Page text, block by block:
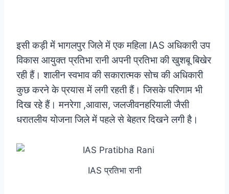
इसी कड़ी में भागलपुर जिले में एक महिला IAS अधिकारी उप
विकास आयुक्त प्रतिभा रानी अपनी प्रतिभा की खुशबू बिखेर
रही हैं। शालीन स्वभाव की सकारात्मक सोच की अधिकारी
कुछ करने के प्रयास में लगी रहती हैं। जिसके परिणाम भी
दिख रहे हैं। मनरेगा ,आवास, जलजीवनहरियाली जैसी
धरातलीय योजना जिले में पहले से बेहतर दिखने लगी है।
IAS प्रतिभा रानी